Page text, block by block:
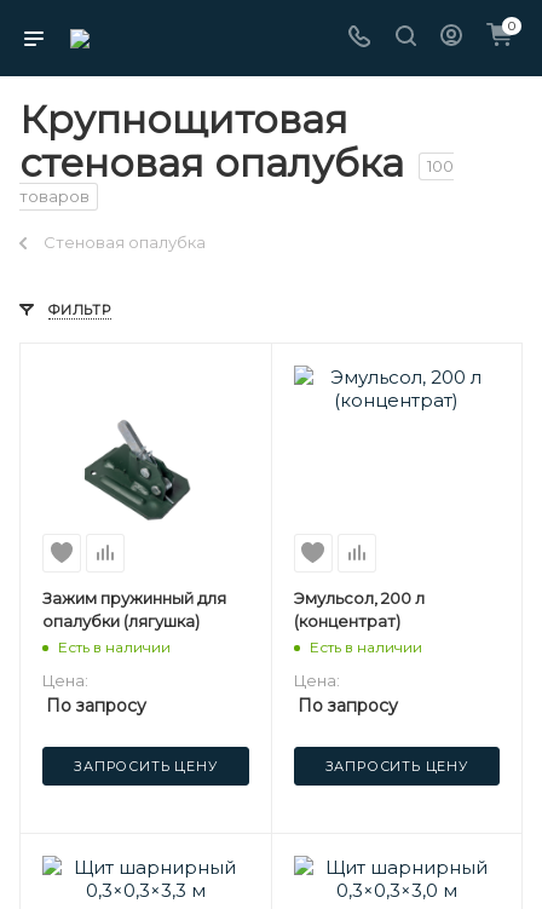
0
Крупнощитовая
стеновая опалубка
100
товаров
Стеновая опалубка
ФИЛЬТР
Зажим пружинный для
опалубки (лягушка)
Есть в наличии
Цена:
По запросу
ЗАПРОСИТЬ ЦЕНУ
Эмульсол, 200 л
(концентрат)
Есть в наличии
Цена:
По запросу
ЗАПРОСИТЬ ЦЕНУ